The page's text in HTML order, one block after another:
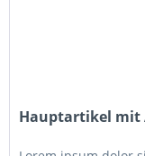
Hauptartikel mit